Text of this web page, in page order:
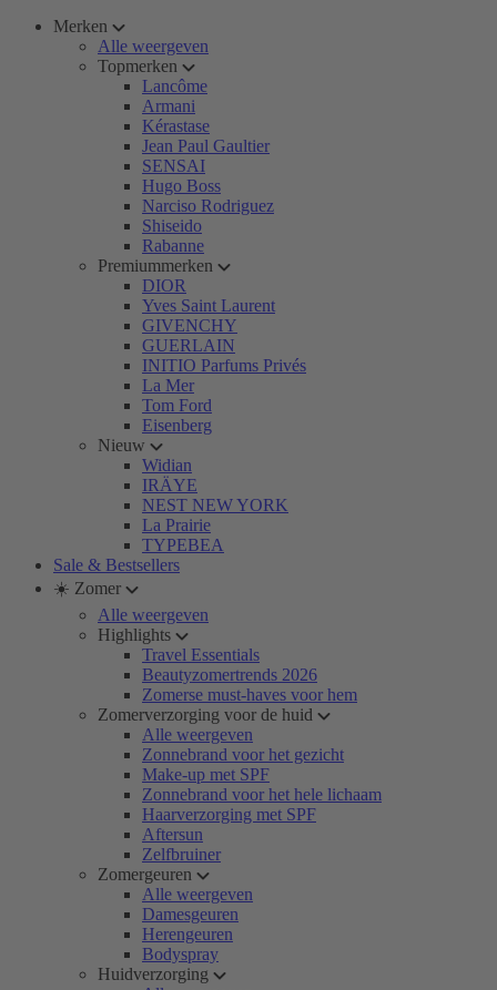
Merken
Alle weergeven
Topmerken
Lancôme
Armani
Kérastase
Jean Paul Gaultier
SENSAI
Hugo Boss
Narciso Rodriguez
Shiseido
Rabanne
Premiummerken
DIOR
Yves Saint Laurent
GIVENCHY
GUERLAIN
INITIO Parfums Privés
La Mer
Tom Ford
Eisenberg
Nieuw
Widian
IRÄYE
NEST NEW YORK
La Prairie
TYPEBEA
Sale & Bestsellers
☀️ Zomer
Alle weergeven
Highlights
Travel Essentials
Beautyzomertrends 2026
Zomerse must-haves voor hem
Zomerverzorging voor de huid
Alle weergeven
Zonnebrand voor het gezicht
Make-up met SPF
Zonnebrand voor het hele lichaam
Haarverzorging met SPF
Aftersun
Zelfbruiner
Zomergeuren
Alle weergeven
Damesgeuren
Herengeuren
Bodyspray
Huidverzorging